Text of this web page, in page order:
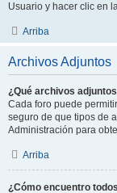
Usuario y hacer clic en
Arriba
Archivos Adjuntos
¿Qué archivos
Cada foro puede
seguro de que tipos de
Administración para
Arriba
¿Cómo encuentro